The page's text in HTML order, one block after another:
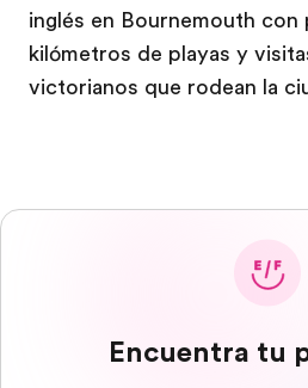
inglés en Bournemouth con
kilómetros de playas y
victorianos que rodean la
Encuentra tu